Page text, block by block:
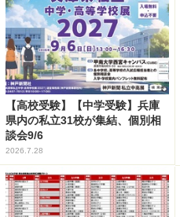
【高校受験】【中学受験】兵庫
県内の私立31校が集結、個別相
談会9/6
2026.7.28